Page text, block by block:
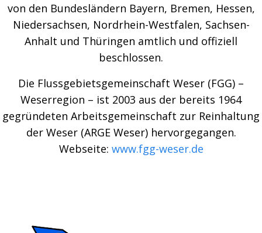
von den Bundesländern Bayern, Bremen, Hessen,
Niedersachsen, Nordrhein-Westfalen, Sachsen-
Anhalt und Thüringen amtlich und offiziell
beschlossen.
Die Flussgebietsgemeinschaft Weser (FGG) –
Weserregion – ist 2003 aus der bereits 1964
gegründeten Arbeitsgemeinschaft zur Reinhaltung
der Weser (ARGE Weser) hervorgegangen.
Webseite: www.fgg-weser.de